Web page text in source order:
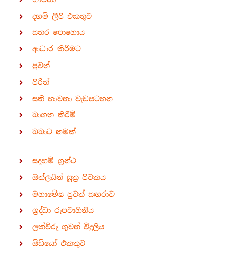
දහම් ලිපි එකතුව
සතර පොහොය
ආධාර කිරීමට
පුවත්
පිරිත්
සති භාවනා වැඩසටහන
බාගත කිරීම්
බබාට නමක්
සදහම් ග්‍රන්ථ
ඔන්ලයින් සූත්‍ර පිටකය
මහාමේඝ පුවත් සඟරාව
ශ්‍රද්ධා රූපවාහිනිය
ලක්විරු ගුවන් විදුලිය
ඕඩියෝ එකතුව